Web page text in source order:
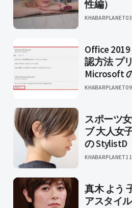
性編）
KHABARPLANET
Office
認方法 プ
Microsoft
KHABARPLANET
スポーツ
ブ 大人女
の StylistD
KHABARPLANET
真木 よう
アスタイ